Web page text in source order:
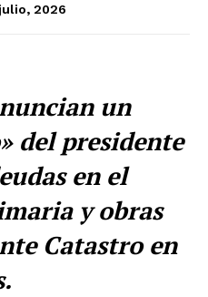
2026
un
del presidente
en el
y obras
Catastro en